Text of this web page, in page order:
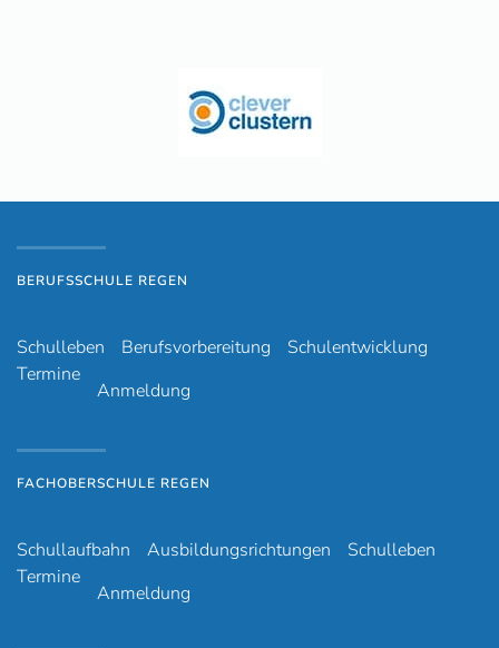
BERUFSSCHULE REGEN
Schulleben Berufsvorbereitung
Schulentwicklung
Termine
Anmeldung
FACHOBERSCHULE REGEN
Schullaufbahn Ausbildungsrichtungen
Schulleben
Termine
Anmeldung